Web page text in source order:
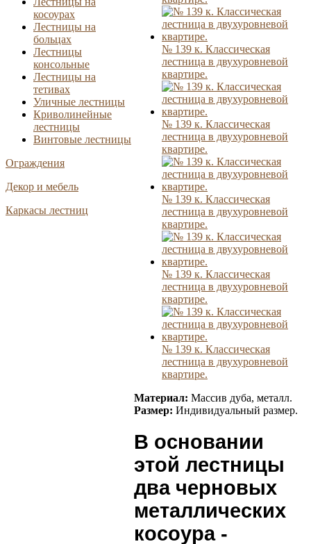
косоурах
Лестницы на
больцах
Лестницы
консольные
Лестницы на
тетивах
Уличные лестницы
Криволинейные
лестницы
Винтовые лестницы
Ограждения
Декор и мебель
Каркасы лестниц
№ 139 к. Классическая
лестница в двухуровневой
квартире.
№ 139 к. Классическая
лестница в двухуровневой
квартире.
№ 139 к. Классическая
лестница в двухуровневой
квартире.
№ 139 к. Классическая
лестница в двухуровневой
квартире.
№ 139 к. Классическая
лестница в двухуровневой
квартире.
Материал: Массив дуба, металл.
Размер: Индивидуальный размер.
В основании
этой лестницы
два черновых
металлических
косоура -